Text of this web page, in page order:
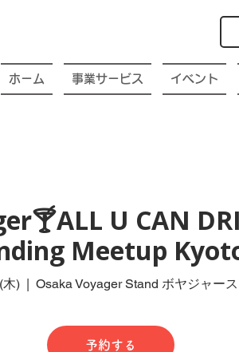
ホーム 事業サービス イベント
U CAN
Meetup
木)
  |
Osaka Voyager Stand ボヤジャー
予約する